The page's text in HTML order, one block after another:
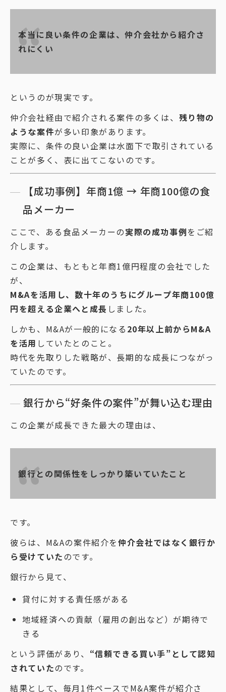
本当に良い条件の企業は、仲介会社から紹介さ
れにくい
というのが現実です。
仲介会社経由で紹介される案件の多くは、 残り物の
ような案件が多い印象があります。
実際に、条件の良い企業は水面下で取引されている
ことが多く、表に出てこないのです。
【成功事例】年商1億 → 年商100億の食
品メーカー
ここで、ある食品メーカーの実際の成功事例をご紹
介します。
この企業は、もともと年商1億円程度の会社でした
が、
M&Aを活用し、数十年のうちにグループ年商100億
円を超える企業へと成長 しました。
しかも、M&Aが一般的になる 20年以上前からM&A
を活用 していたとのこと。
時代を先取りした戦略が、長期的な成長につながっ
ていたのです。
銀行から“好条件の案件”が舞い込む理由
この企業が成長できた最大の理由は、
銀行との関係性をしっかり築いていたこと
です。
彼らは、M&Aの案件紹介を仲介会社ではなく銀行か
ら受けていたのです。
銀行から見て、
貸付に対する責任感がある
地域経済への貢献（雇用の創出など）が期待で
きる
という評価があり、 “信頼できる買い手”として認知
されていたのです。
結果として、毎月1件ペースでM&A案件が紹介さ